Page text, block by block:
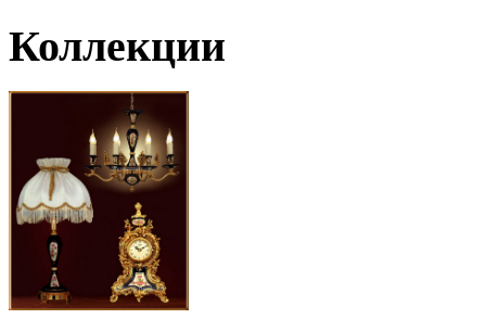
Коллекции